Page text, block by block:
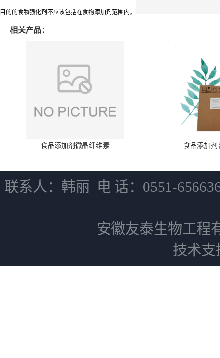
目的的食物强化剂不应该包括在食物添加剂范围内。
相关产品：
食品添加剂微晶纤维素 食品添加剂
联系人：韩丽 电 话：0551-
安徽友泰生物工程
技术